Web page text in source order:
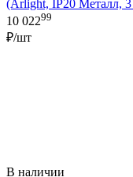
(Arlight, IP20 Металл, 3
10 02299
₽/шт
В наличии